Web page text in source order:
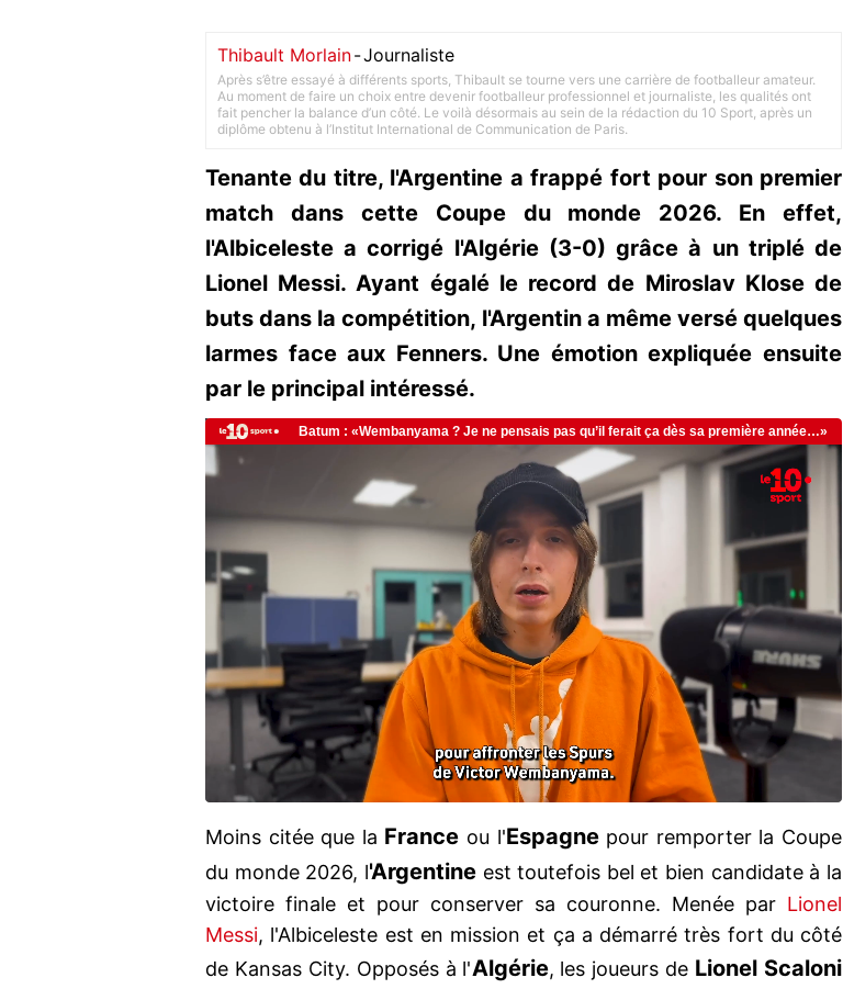
Thibault Morlain-Journaliste
Après s’être essayé à différents sports, Thibault se tourne vers une carrière de footballeur amateur.
Au moment de faire un choix entre devenir footballeur professionnel et journaliste, les qualités ont
fait pencher la balance d’un côté. Le voilà désormais au sein de la rédaction du 10 Sport, après un
diplôme obtenu à l’Institut International de Communication de Paris.
Tenante du titre, l'Argentine a frappé fort pour son premier
match dans cette Coupe du monde 2026. En effet,
l'Albiceleste a corrigé l'Algérie (3-0) grâce à un triplé de
Lionel Messi. Ayant égalé le record de Miroslav Klose de
buts dans la compétition, l'Argentin a même versé quelques
larmes face aux Fenners. Une émotion expliquée ensuite
par le principal intéressé.
Moins citée que la France ou l'Espagne pour remporter la Coupe
du monde 2026, l'Argentineest toutefois bel et bien candidate à la
victoire finale et pour conserver sa couronne. Menée par Lionel
Messi, l'Albiceleste est en mission et ça a démarré très fort du côté
de Kansas City. Opposés à l'Algérie, les joueurs de Lionel Scaloni